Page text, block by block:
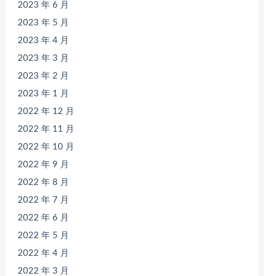
2023 年 6 月
2023 年 5 月
2023 年 4 月
2023 年 3 月
2023 年 2 月
2023 年 1 月
2022 年 12 月
2022 年 11 月
2022 年 10 月
2022 年 9 月
2022 年 8 月
2022 年 7 月
2022 年 6 月
2022 年 5 月
2022 年 4 月
2022 年 3 月